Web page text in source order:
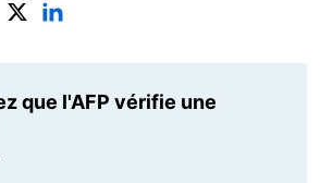
que l'AFP vérifie une